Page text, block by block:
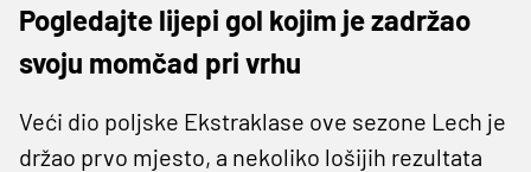
Pogledajte lijepi gol kojim je zadržao
svoju momčad pri vrhu
Veći dio poljske Ekstraklase ove sezone Lech je
držao prvo mjesto, a nekoliko lošijih rezultata